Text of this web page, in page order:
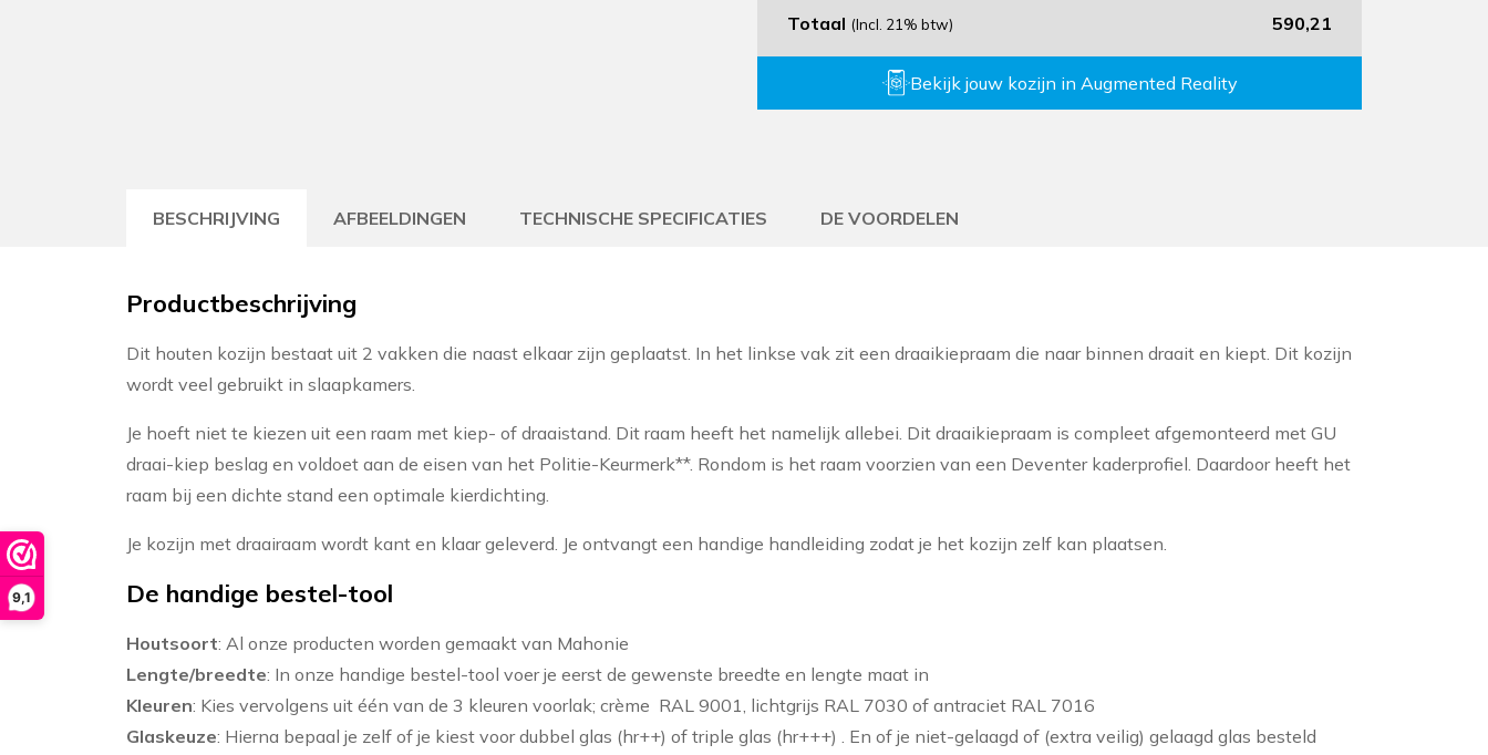
9,1
Totaal (Incl. 21% btw) 590,21
Bekijk jouw kozijn in Augmented Reality
BESCHRIJVING AFBEELDINGEN TECHNISCHE SPECIFICATIES DE VOORDELEN
Productbeschrijving
Dit houten kozijn bestaat uit 2 vakken die naast elkaar zijn geplaatst. In het linkse vak zit een draaikiepraam die naar binnen draait en kiept. Dit kozijn
wordt veel gebruikt in slaapkamers.
Je hoeft niet te kiezen uit een raam met kiep- of draaistand. Dit raam heeft het namelijk allebei. Dit draaikiepraam is compleet afgemonteerd met GU
draai-kiep beslag en voldoet aan de eisen van het Politie-Keurmerk**. Rondom is het raam voorzien van een Deventer kaderprofiel. Daardoor heeft het
raam bij een dichte stand een optimale kierdichting.
Je kozijn met draairaam wordt kant en klaar geleverd. Je ontvangt een handige handleiding zodat je het kozijn zelf kan plaatsen.
De handige bestel-tool
Houtsoort: Al onze producten worden gemaakt van Mahonie
Lengte/breedte: In onze handige bestel-tool voer je eerst de gewenste breedte en lengte maat in
Kleuren: Kies vervolgens uit één van de 3 kleuren voorlak; crème RAL 9001, lichtgrijs RAL 7030 of antraciet RAL 7016
Glaskeuze: Hierna bepaal je zelf of je kiest voor dubbel glas (hr++) of triple glas (hr+++) . En of je niet-gelaagd of (extra veilig) gelaagd glas besteld